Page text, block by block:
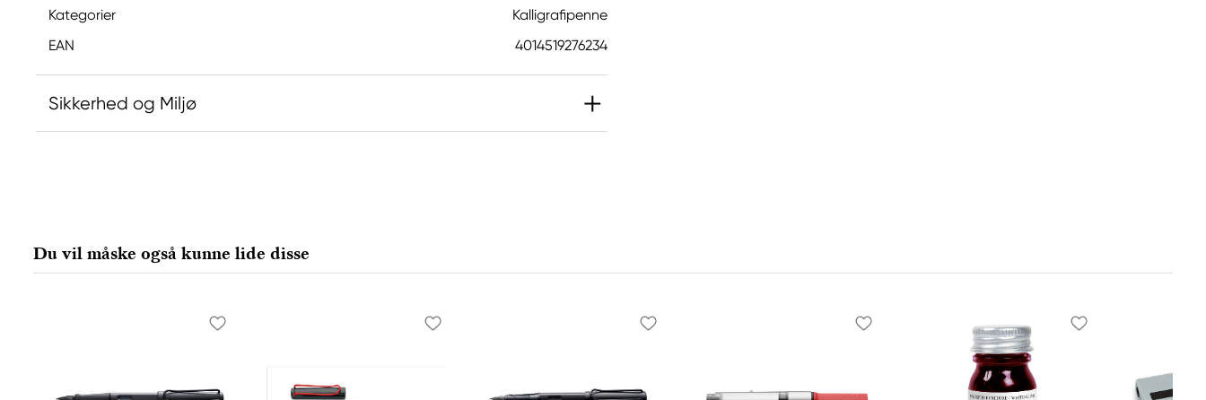
Kategorier
Kalligrafipenne
EAN
4014519276234
Sikkerhed og Miljø
Heidelberg, 69111, Germany
info@lamy.de
Du vil måske også kunne lide disse